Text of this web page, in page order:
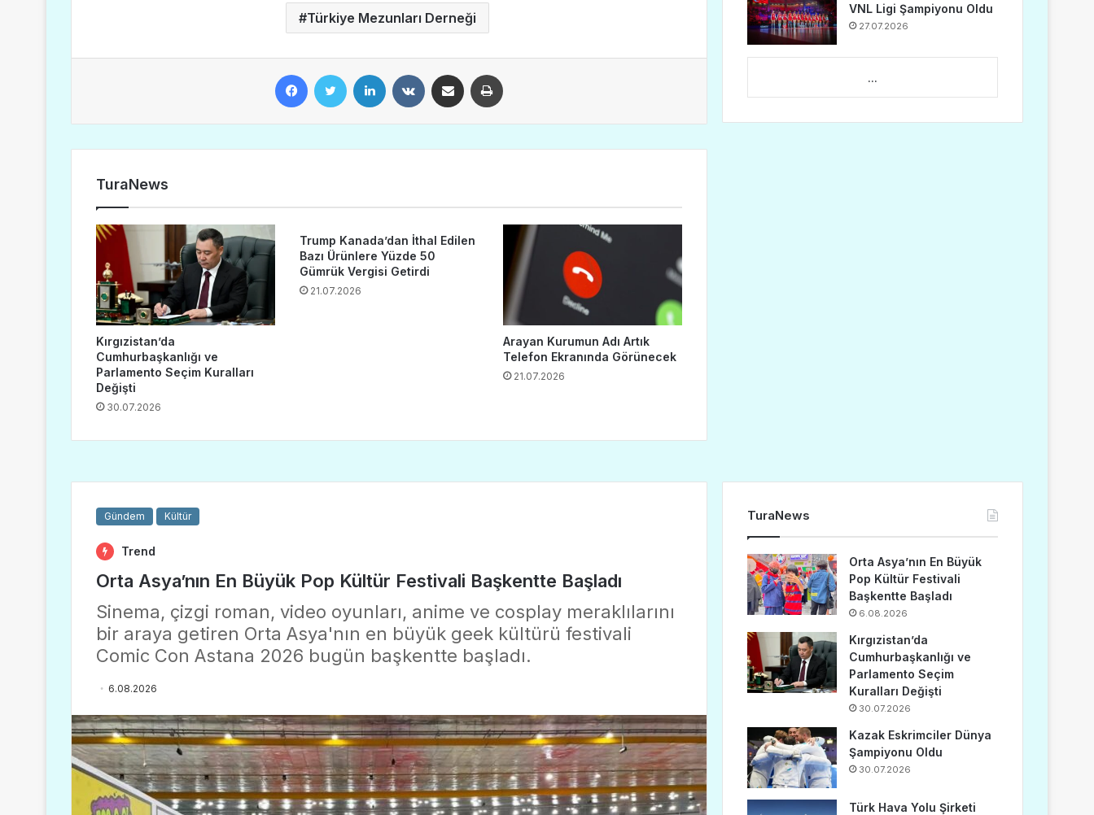
Türkiye Mezunları Derneği
TuraNews
Kırgızistan’da
Cumhurbaşkanlığı ve
Parlamento Seçim Kuralları
Değişti
30.07.2026
Trump Kanada’dan İthal Edilen
Bazı Ürünlere Yüzde 50
Gümrük Vergisi Getirdi
21.07.2026
Arayan Kurumun Adı Artık
Telefon Ekranında Görünecek
21.07.2026
VNL Ligi Şampiyonu Oldu
27.07.2026
...